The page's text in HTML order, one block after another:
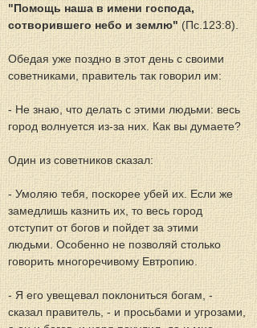
"Помощь наша в имени господа,
сотворившего небо и землю" (Пс.123:8).
Обедая уже поздно в этот день с своими
советниками, правитель так говорил им:
- Не знаю, что делать с этими людьми: весь
город волнуется из-за них. Как вы думаете?
Один из советников сказал:
- Умоляю тебя, поскорее убей их. Если же
замедлишь казнить их, то весь город
отступит от богов и пойдет за этими
людьми. Особенно не позволяй столько
говорить многоречивому Евтропию.
- Я его увещевал поклониться богам, -
сказал правитель, - и просьбами и угрозами,